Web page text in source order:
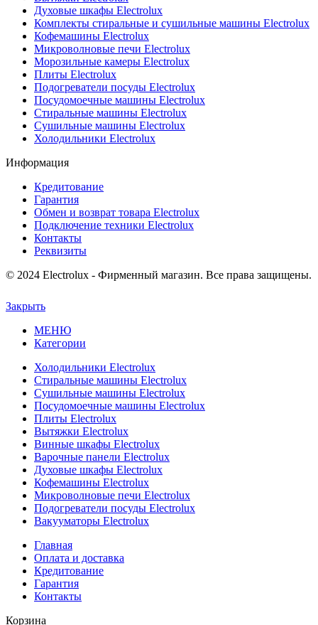
Духовые шкафы Electrolux
Комплекты стиральные и сушильные машины Electrolux
Кофемашины Electrolux
Микроволновые печи Electrolux
Морозильные камеры Electrolux
Плиты Electrolux
Подогреватели посуды Electrolux
Посудомоечные машины Electrolux
Стиральные машины Electrolux
Сушильные машины Electrolux
Холодильники Electrolux
Информация
Кредитование
Гарантия
Обмен и возврат товара Electrolux
Подключение техники Electrolux
Контакты
Реквизиты
© 2024 Electrolux - Фирменный магазин. Все права защищены.
Закрыть
МЕНЮ
Категории
Холодильники Electrolux
Стиральные машины Electrolux
Сушильные машины Electrolux
Посудомоечные машины Electrolux
Плиты Electrolux
Вытяжки Electrolux
Винные шкафы Electrolux
Варочные панели Electrolux
Духовые шкафы Electrolux
Кофемашины Electrolux
Микроволновые печи Electrolux
Подогреватели посуды Electrolux
Вакууматоры Electrolux
Главная
Оплата и доставка
Кредитование
Гарантия
Контакты
Корзина